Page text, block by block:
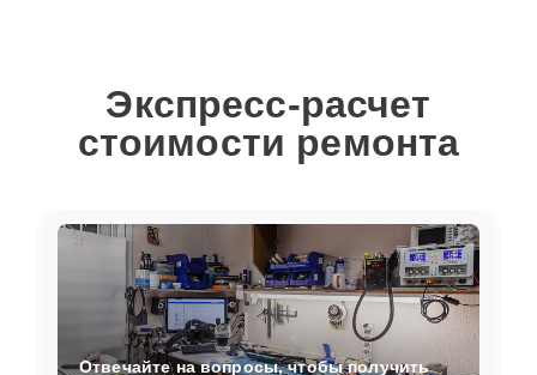
Экспресс-расчет
стоимости ремонта
Отвечайте на вопросы, чтобы получить